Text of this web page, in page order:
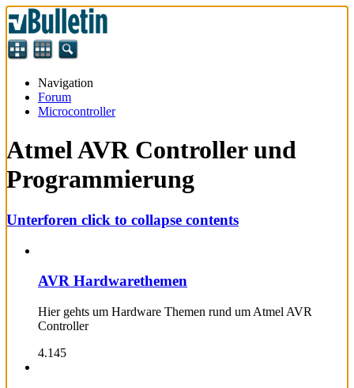
Navigation
Forum
Microcontroller
Atmel AVR Controller und
Programmierung
Unterforen click to collapse contents
AVR Hardwarethemen
Hier gehts um Hardware Themen rund um Atmel AVR
Controller
4.145